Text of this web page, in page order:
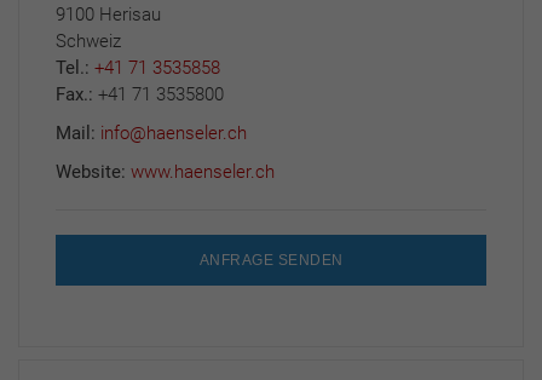
9100 Herisau
Schweiz
Tel.: +41 71 3535858
Fax.: +41 71 3535800
Mail: info@haenseler.ch
Website: www.haenseler.ch
ANFRAGE SENDEN